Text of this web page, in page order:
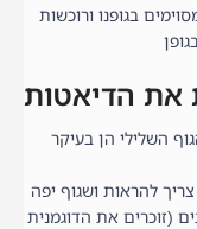
בגופנו ורוכשות
הדיאטות
השלילי הן בעיקר
להראות ושגוף יפה
(זוכרים את הדוגמנית